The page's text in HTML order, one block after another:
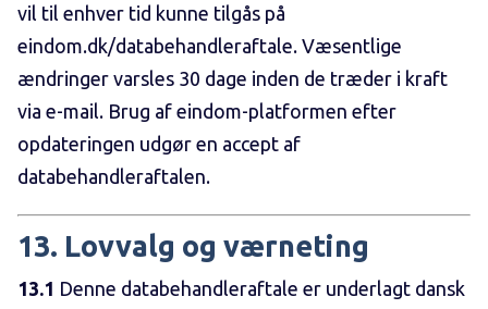
vil til enhver tid kunne tilgås på
eindom.dk/databehandleraftale. Væsentlige
ændringer varsles 30 dage inden de træder i kraft
via e-mail. Brug af eindom-platformen efter
opdateringen udgør en accept af
databehandleraftalen.
13. Lovvalg og værneting
13.1 Denne databehandleraftale er underlagt dansk